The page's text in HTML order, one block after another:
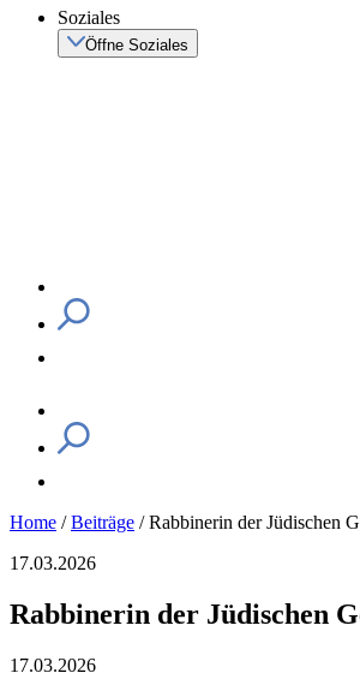
Soziales
Öffne Soziales
Home /Beiträge /Rabbinerin der Jüdischen
17.03.2026
Rabbinerin der Jüdischen
17.03.2026